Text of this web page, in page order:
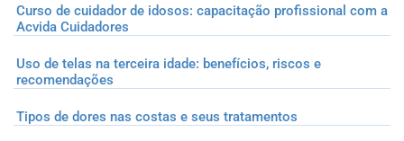
Curso de cuidador de idosos: capacitação profissional com a
Acvida Cuidadores
Uso de telas na terceira idade: benefícios, riscos e
recomendações
Tipos de dores nas costas e seus tratamentos